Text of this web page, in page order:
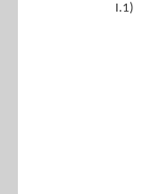
I.1)